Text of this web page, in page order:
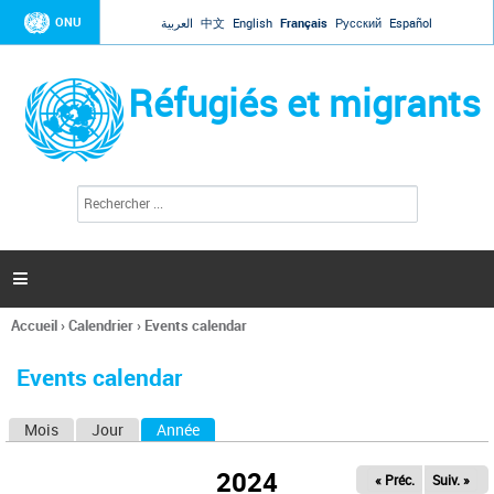
Jump to navigation
ONU العربية 中文 English Français Русский Español
Réfugiés et migrants
l
c
h
e

Vous
ici
Accueil›Calendrier› Events calendar
Events calendar
Mois Jour Année
2024 « Préc. Suiv. »